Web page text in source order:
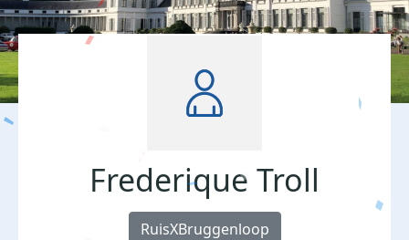
Frederique Troll
RuisXBruggenloop